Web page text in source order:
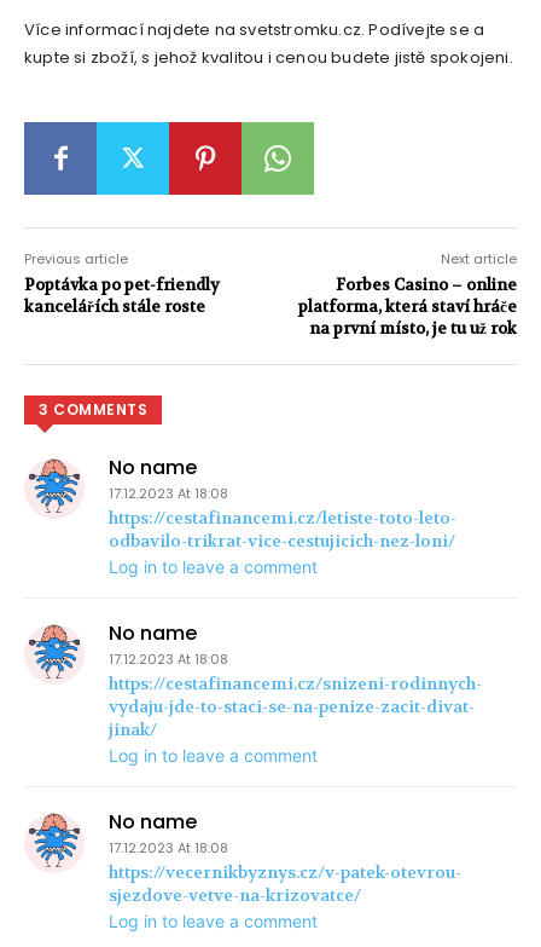
Více informací najdete na svetstromku.cz. Podívejte se a
kupte si zboží, s jehož kvalitou i cenou budete jistě spokojeni.
Previous article
Poptávka po pet-friendly
kancelářích stále roste
Next article
Forbes Casino – online
platforma, která staví hráče
na první místo, je tu už rok
3 COMMENTS
No name
17.12.2023 At 18:08
https://cestafinancemi.cz/letiste-toto-leto-
odbavilo-trikrat-vice-cestujicich-nez-loni/
Log in to leave a comment
No name
17.12.2023 At 18:08
https://cestafinancemi.cz/snizeni-rodinnych-
vydaju-jde-to-staci-se-na-penize-zacit-divat-
jinak/
Log in to leave a comment
No name
17.12.2023 At 18:08
https://vecernikbyznys.cz/v-patek-otevrou-
sjezdove-vetve-na-krizovatce/
Log in to leave a comment